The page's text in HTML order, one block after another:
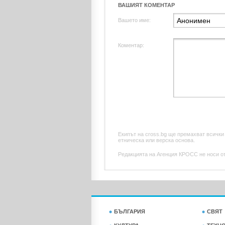
ВАШИЯТ КОМЕНТАР
Вашето име:
Коментар:
Екипът на cross.bg ще премахват
етническа или верска основа.
Редакцията на Агенция КРОСС не носи
БЪЛГАРИЯ СВЯТ